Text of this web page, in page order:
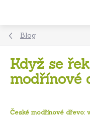
Blog
Když se
modřínové
České modřínové dřevo: